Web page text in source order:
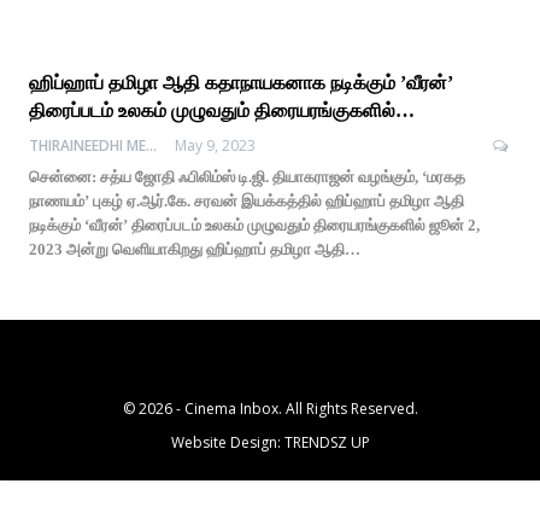
ஹிப்ஹாப் தமிழா ஆதி கதாநாயகனாக நடிக்கும் ’வீரன்’
திரைப்படம் உலகம் முழுவதும் திரையரங்குகளில்…
THIRAINEEDHI MEDIA
May 9, 2023
சென்னை: சத்ய ஜோதி ஃபிலிம்ஸ் டி.ஜி. தியாகராஜன் வழங்கும், ‘மரகத
நாணயம்’ புகழ் ஏ.ஆர்.கே. சரவன் இயக்கத்தில் ஹிப்ஹாப் தமிழா ஆதி
நடிக்கும் ‘வீரன்’ திரைப்படம் உலகம் முழுவதும் திரையரங்குகளில் ஜூன் 2,
2023 அன்று வெளியாகிறது ஹிப்ஹாப் தமிழா ஆதி…
© 2026 - Cinema Inbox. All Rights Reserved.
Website Design: TRENDSZ UP